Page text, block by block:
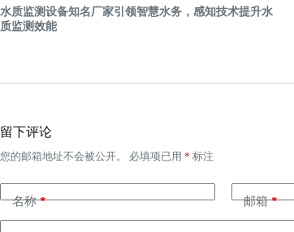
水质监测设备知名厂家引领智慧水务，感知技术提升水
质监测效能
留下评论
您的邮箱地址不会被公开。 必填项已用 * 标注
名称* 邮箱*